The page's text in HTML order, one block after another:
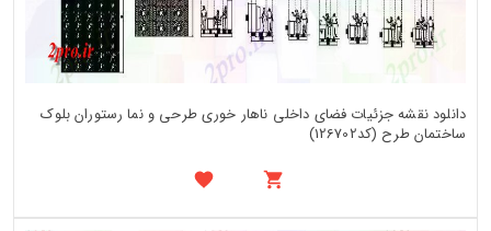
دانلود نقشه جزئیات فضای داخلی ناهار خوری طرحی و نما رستوران بلوک
ساختمان طرح (کد126702)